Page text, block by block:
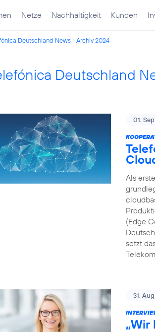
Netze Nachhaltigkeit Kunden
Deutschland News Archiv 2024
Deutschland
01.
Als
(Edge
setzt
31.
„Wir